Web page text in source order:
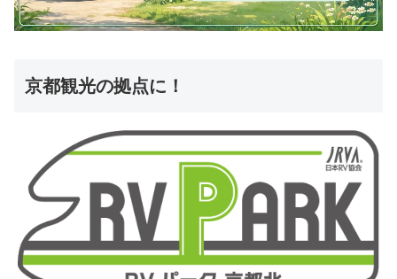
京都観光の拠点に！